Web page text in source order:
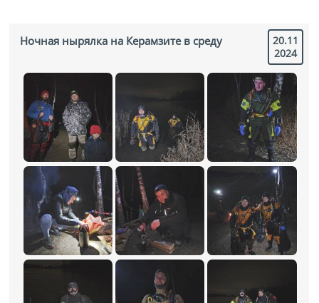
20.11
2024
Ночная нырялка на Керамзите в среду